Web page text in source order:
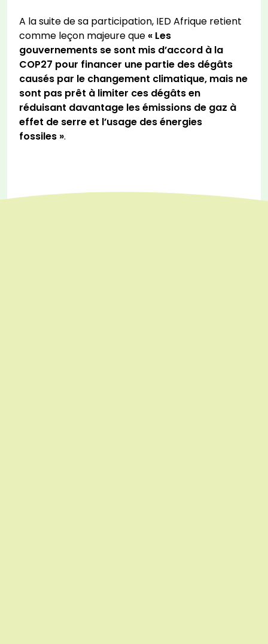
A la suite de sa participation, IED Afrique retient
comme leçon majeure que « Les
gouvernements se sont mis d’accord à la
COP27 pour financer une partie des dégâts
causés par le changement climatique, mais ne
sont pas prêt à limiter ces dégâts en
réduisant davantage les émissions de gaz à
effet de serre et l’usage des énergies
fossiles ».